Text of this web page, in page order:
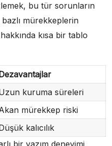
bu tür sorunların
mürekkeplerin
kısa bir tablo
Dezavantajlar
kuruma süreleri
mürekkep riski
kalıcılık